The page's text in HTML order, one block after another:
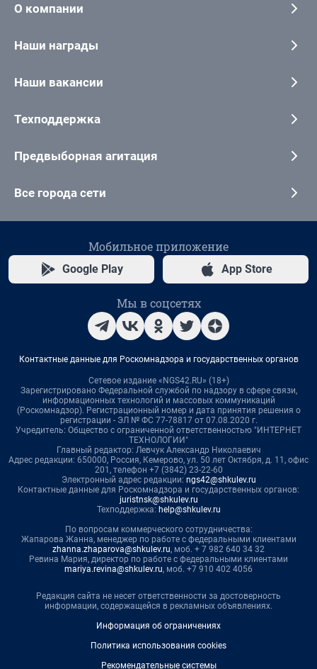
О компании
Наши награды
Наши вакансии
Техподдержка
Предвыборная агитация
Все города сети
Мобильное приложение
Google Play App Store
Мы в соцсетях
Контактные данные для Роскомнадзора и государственных органов
Сетевое издание «NGS42.RU» (18+)
Зарегистрировано Федеральной службой по надзору в сфере связи,
информационных технологий и массовых коммуникаций
(Роскомнадзор). Регистрационный номер и дата принятия решения о
регистрации - ЭЛ № ФС 77-78817 от 07.08.2020 г.
Учредитель: Общество с ограниченной ответственностью "ИНТЕРНЕТ
ТЕХНОЛОГИИ"
Главный редактор: Левчук Александр Николаевич
Адрес редакции: 650000, Россия, Кемерово, ул. 50 лет Октября, д. 11, офис
201, телефон +7 (3842) 23-22-60
Электронный адрес редакции: ngs42@shkulev.ru
Контактные данные для Роскомнадзора и государственных органов:
juristnsk@shkulev.ru
Техподдержка: help@shkulev.ru
По вопросам коммерческого сотрудничества:
Жапарова Жанна, менеджер по работе с федеральными клиентами
zhanna.zhaparova@shkulev.ru, моб. + 7 982 640 34 32
Ревина Мария, директор по работе с федеральными клиентами
mariya.revina@shkulev.ru, моб. +7 910 402 4056
Редакция сайта не несет ответственности за достоверность
информации, содержащейся в рекламных объявлениях.
Информация об ограничениях
Политика использования cookies
Рекомендательные системы